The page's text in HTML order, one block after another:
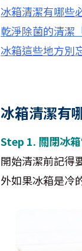
冰箱清潔有哪些
乾淨除菌的清潔
冰箱這些地方別
冰箱清潔有
Step 1. 關閉冰
開始清潔前記得
外如果冰箱是冷